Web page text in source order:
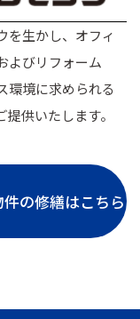
を生かし、オフィ
よびリフォーム
環境に求められる
供いたします。
の修繕はこちら